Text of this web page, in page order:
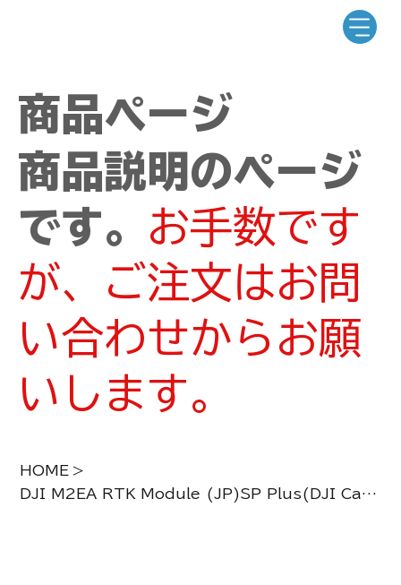
商品ページ
商品説明のページ
です。 お手数です
が、ご注文はお問
い合わせからお願
いします。
HOME >
DJI M2EA RTK Module (JP)SP Plus(DJI Care Enterprise Plus)